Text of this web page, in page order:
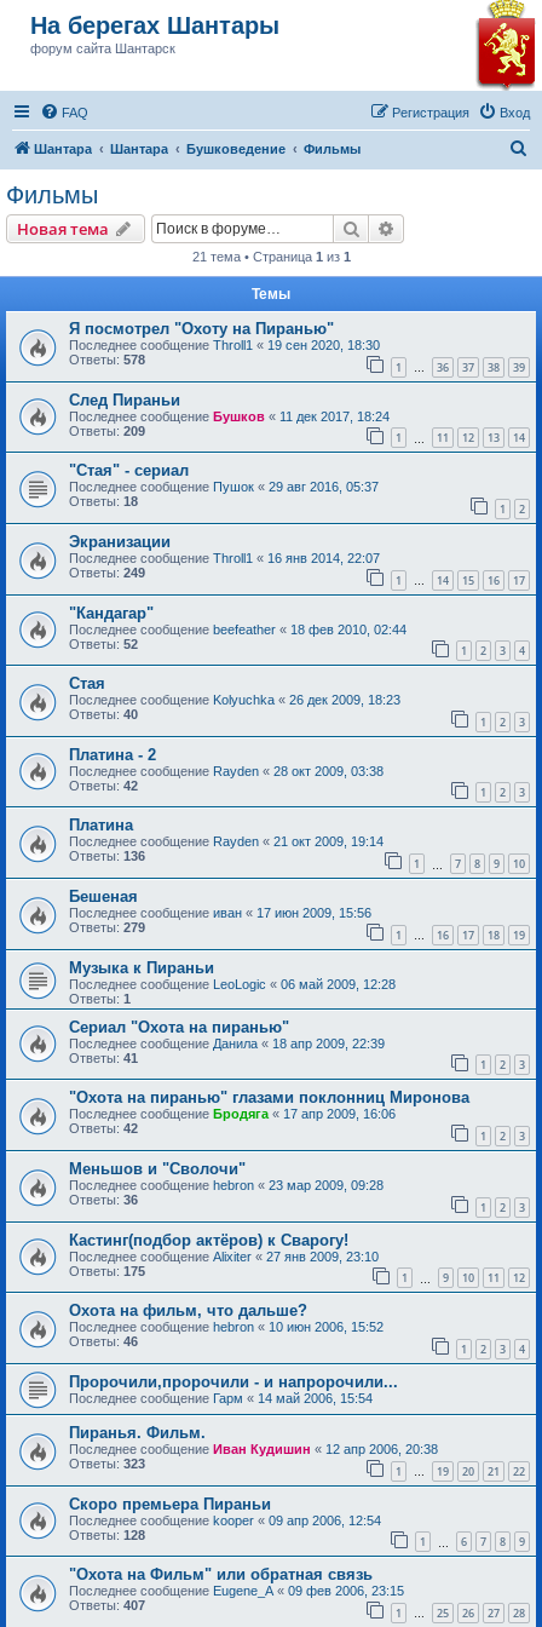
На берегах Шантары
форум сайта Шантарск
FAQ Вход
Регистрация
Шантара Шантара Бушковедение Фильмы
Фильмы
Новая тема Поиск
21 тема • Страница 1 из 1
Темы
Я посмотрел "Охоту на Пиранью"
Последнее сообщение Throll1 « 19 сен 2020, 18:30
Ответы: 578 1 … 36 37 38 39
След Пираньи
Последнее сообщение Бушков « 11 дек 2017, 18:24
Ответы: 209 1 11 12 13 14
"Стая" - сериал
Последнее сообщение Пушок « 29 авг 2016, 05:37
Ответы: 18 1 2
Экранизации
Последнее сообщение Throll1 « 16 янв 2014, 22:07
Ответы: 249 1 … 14 15 16 17
"Кандагар"
Последнее сообщение beefeather « 18 фев 2010, 02:44
Ответы: 52 1 2 3 4
Стая
Последнее сообщение Kolyuchka « 26 дек 2009, 18:23
Ответы: 40 1 2 3
Платина - 2
Последнее сообщение Rayden « 28 окт 2009, 03:38
Ответы: 42 1 2 3
Платина
Последнее сообщение Rayden « 21 окт 2009, 19:14
Ответы: 136 1 7 8 9 10
Бешеная
Последнее сообщение иван « 17 июн 2009, 15:56
Ответы: 279 1 … 16 17 18 19
Музыка к Пираньи
Последнее сообщение LeoLogic « 06 май 2009, 12:28
Ответы: 1
Сериал "Охота на пиранью"
Последнее сообщение Данила « 18 апр 2009, 22:39
Ответы: 41 1 2 3
"Охота на пиранью" глазами поклонниц Миронова
Последнее сообщение Бродяга« 17 апр 2009, 16:06
Ответы: 42 1 2 3
Меньшов и "Сволочи"
Последнее сообщение hebron « 23 мар 2009, 09:28
Ответы: 36 1 2 3
Кастинг(подбор актёров) к Сварогу!
Последнее сообщение Alixiter « 27 янв 2009, 23:10
Ответы: 175 1 9 10 11 12
Охота на фильм, что дальше?
Последнее сообщение hebron « 10 июн 2006, 15:52
Ответы: 46 1 2 3 4
Пророчили,пророчили - и напророчили...
Последнее сообщение Гарм « 14 май 2006, 15:54
Пиранья. Фильм.
Последнее сообщение Иван Кудишин « 12 апр 2006, 20:38
Ответы: 323 1 … 19 20 21 22
Скоро премьера Пираньи
Последнее сообщение kooper « 09 апр 2006, 12:54
Ответы: 128 1 6 7 8 9
"Охота на Фильм" или обратная связь
Последнее сообщение Eugene_A « 09 фев 2006, 23:15
Ответы: 407 1 … 25 26 27 28